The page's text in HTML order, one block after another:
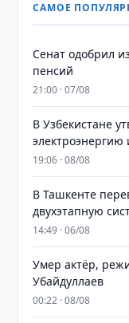
САМОЕ
Сенат одобрил
пенсий
21:00 · 07/08
В Узбекистане
электроэнергию
19:06 · 08/08
В Ташкенте
двухэтапную
14:49 · 06/08
Умер актёр,
Убайдуллаев
00:22 · 08/08